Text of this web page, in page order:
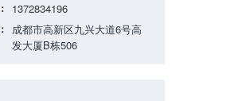
1372834196
成都市高新区九兴大道6号高
发大厦B栋506